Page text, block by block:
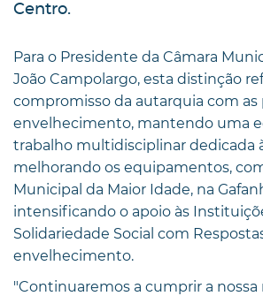
Centro.
Para o Presidente da Câmara
João Campolargo, esta distinção
compromisso da autarquia com as
envelhecimento, mantendo uma
trabalho multidisciplinar dedicada
melhorando os equipamentos,
Municipal da Maior Idade, na
intensificando o apoio às
Solidariedade Social com
envelhecimento.
"Continuaremos a cumprir a nossa